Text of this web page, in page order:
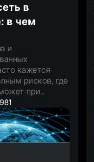
в
в чем
и
кажется
рисков, где
при..